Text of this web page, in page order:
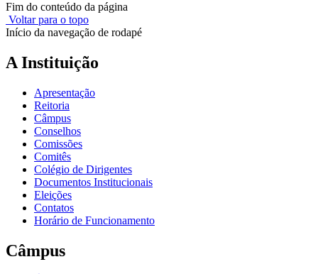
Fim do conteúdo da página
Voltar para o topo
Início da navegação de rodapé
A Instituição
Apresentação
Reitoria
Câmpus
Conselhos
Comissões
Comitês
Colégio de Dirigentes
Documentos Institucionais
Eleições
Contatos
Horário de Funcionamento
Câmpus